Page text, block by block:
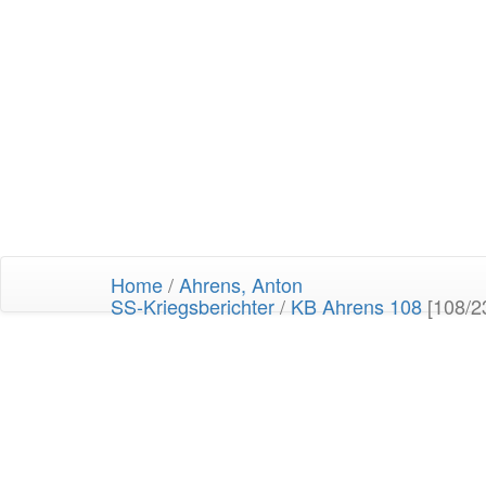
Home/Ahrens, Anton
SS-Kriegsberichter/ KB Ahrens 108 [108/